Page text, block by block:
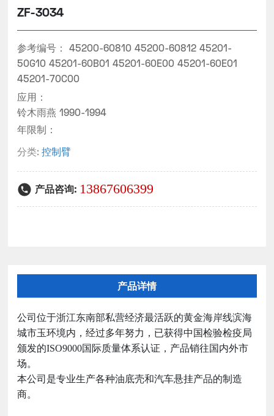
ZF-3034
参考编号：45200-60810 45200-60812 45201-
50G10 45201-60B01 45201-60E00 45201-60E01
45201-70C00
应用：
铃木雨燕 1990-1994
年限制：
分类: 控制臂
产品咨询: 13867606399
产品详情
公司位于浙江东南部私营经济最活跃的黄金海岸线滨海
城市玉环境内，经过多年努力，已获得中国检验检疫局
颁发的ISO9000国际质量体系认证，产品销往国内外市
场。
本公司是专业生产各种油底壳和汽车悬挂产品的制造
商。